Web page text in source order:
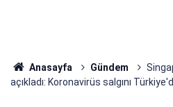
Anasayfa Gündem
açıkladı: Koronavirüs salgını